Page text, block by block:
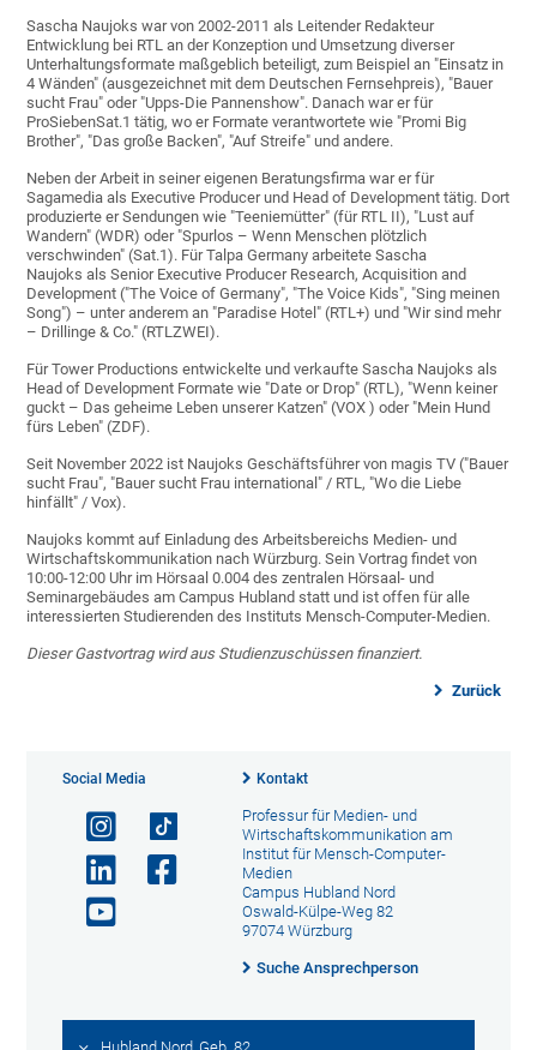
Sascha Naujoks war von 2002-2011 als Leitender Redakteur
Entwicklung bei RTL an der Konzeption und Umsetzung diverser
Unterhaltungsformate maßgeblich beteiligt, zum Beispiel an "Einsatz in
4 Wänden" (ausgezeichnet mit dem Deutschen Fernsehpreis), "Bauer
sucht Frau" oder "Upps-Die Pannenshow". Danach war er für
ProSiebenSat.1 tätig, wo er Formate verantwortete wie "Promi Big
Brother", "Das große Backen", "Auf Streife" und andere.
Neben der Arbeit in seiner eigenen Beratungsfirma war er für
Sagamedia als Executive Producer und Head of Development tätig. Dort
produzierte er Sendungen wie "Teeniemütter" (für RTL II), "Lust auf
Wandern" (WDR) oder "Spurlos – Wenn Menschen plötzlich
verschwinden" (Sat.1). Für Talpa Germany arbeitete Sascha
Naujoks als Senior Executive Producer Research, Acquisition and
Development ("The Voice of Germany", "The Voice Kids", "Sing meinen
Song") – unter anderem an "Paradise Hotel" (RTL+) und "Wir sind mehr
– Drillinge & Co." (RTLZWEI).
Für Tower Productions entwickelte und verkaufte Sascha Naujoks als
Head of Development Formate wie "Date or Drop" (RTL), "Wenn keiner
guckt – Das geheime Leben unserer Katzen" (VOX ) oder "Mein Hund
fürs Leben" (ZDF).
Seit November 2022 ist Naujoks Geschäftsführer von magis TV ("Bauer
sucht Frau", "Bauer sucht Frau international" / RTL, "Wo die Liebe
hinfällt" / Vox).
Naujoks kommt auf Einladung des Arbeitsbereichs Medien- und
Wirtschaftskommunikation nach Würzburg. Sein Vortrag findet von
10:00-12:00 Uhr im Hörsaal 0.004 des zentralen Hörsaal- und
Seminargebäudes am Campus Hubland statt und ist offen für alle
interessierten Studierenden des Instituts Mensch-Computer-Medien.
Dieser Gastvortrag wird aus Studienzuschüssen finanziert.
Zurück
Social Media Kontakt
Professur für Medien- und
Wirtschaftskommunikation am
Institut für Mensch-Computer-
Medien
Campus Hubland Nord
Oswald-Külpe-Weg 82
97074 Würzburg
Suche Ansprechperson